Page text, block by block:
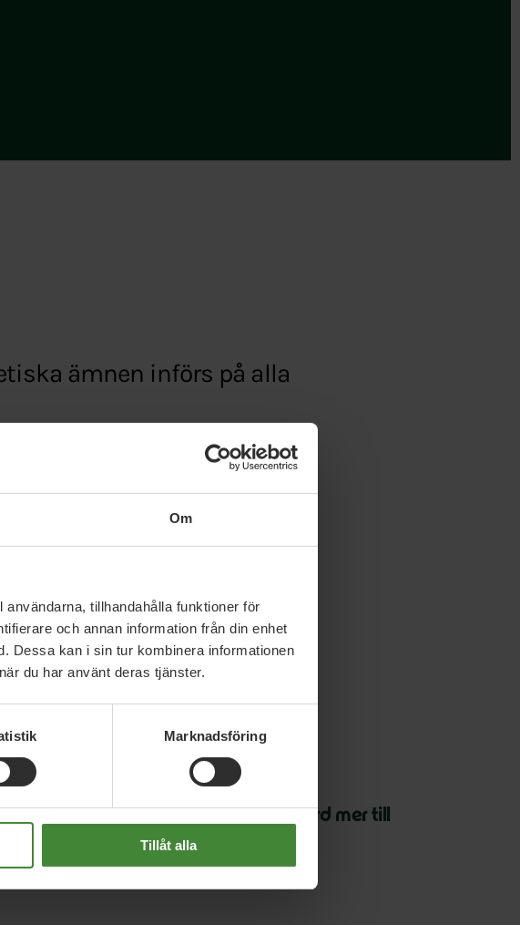
Om
tillhandahålla funktioner för
och annan information från din enhet
Dessa kan i sin tur kombinera informationen
du har använt deras tjänster.
Marknadsföring
Tillåt alla
ämnen införs på alla
unt4756559.aspx
Miljöpartiet vill ge en miljard mer till
kulturen